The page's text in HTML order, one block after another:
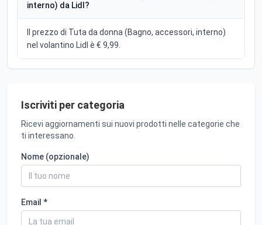
interno) da Lidl?
Il prezzo di Tuta da donna (Bagno, accessori, interno)
nel volantino Lidl è € 9,99.
Iscriviti per categoria
Ricevi aggiornamenti sui nuovi prodotti nelle categorie che
ti interessano.
Nome (opzionale)
Email *